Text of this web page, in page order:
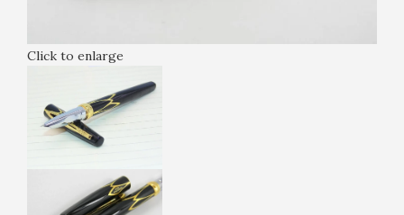
Click to enlarge